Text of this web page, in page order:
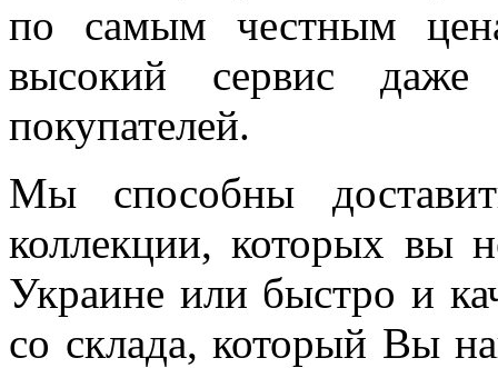
по самым честным
высокий сервис даже
покупателей.
Мы способны
коллекции, которых вы
Украине или быстро и
со склада, который Вы